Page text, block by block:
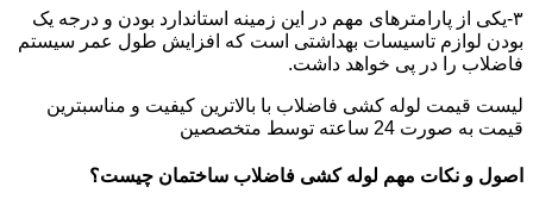
۳-یکی از پارامترهای مهم در این زمینه استاندارد بودن و درجه یک
بودن لوازم تاسیسات بهداشتی است که افزایش طول عمر سیستم
فاضلاب را در پی خواهد داشت.
لیست قیمت لوله کشی فاضلاب با بالاترین کیفیت و مناسبترین
قیمت به صورت 24 ساعته توسط متخصصین
اصول و نکات مهم لوله کشی فاضلاب ساختمان چیست؟